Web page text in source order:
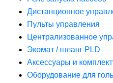
Дистанционное
Пульты управления
Централизованное
Экомат / шланг PLD
Аксессуары и
Оборудование для